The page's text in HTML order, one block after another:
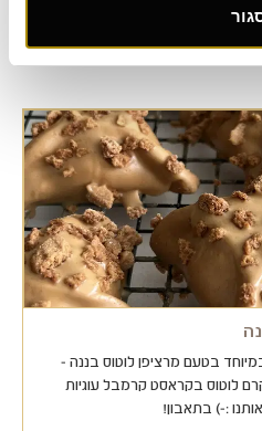
בטעם מרציפן לוטוס בננה -
לוטוס בקראסט קרמבל עוגיות
:-) בתאבון!